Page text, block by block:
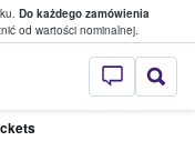
Do każdego zamówienia
od wartości nominalnej.
StubHub —
i